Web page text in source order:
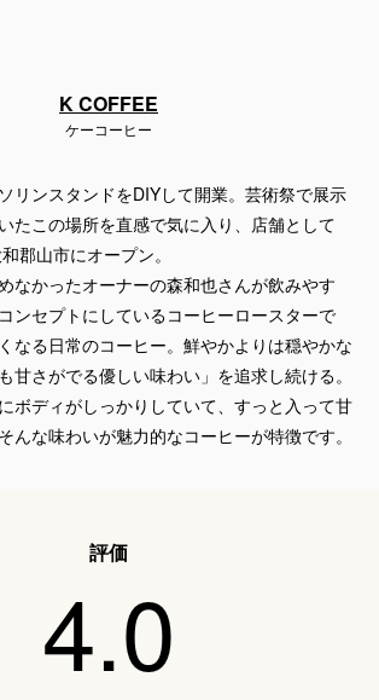
K COFFEE
ケーコーヒー
リンスタンドをDIYして開業。芸術祭で展示
たこの場所を直感で気に入り、店舗として
郡山市にオープン。
なかったオーナーの森和也さんが飲みやす
ンセプトにしているコーヒーロースターで
なる日常のコーヒー。鮮やかよりは穏やかな
甘さがでる優しい味わい」を追求し続ける。
ボディがしっかりしていて、すっと入って甘
んな味わいが魅力的なコーヒーが特徴です。
評価
4.0